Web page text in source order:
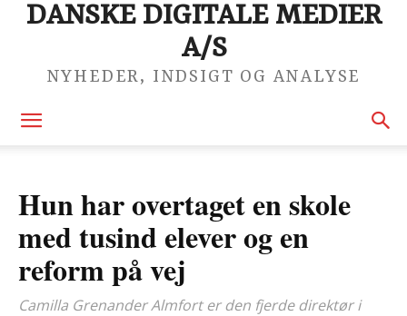
DANSKE DIGITALE MEDIER
A/S
NYHEDER, INDSIGT OG ANALYSE
Hun har overtaget en skole
med tusind elever og en
reform på vej
Camilla Grenander Almfort er den fjerde direktør i